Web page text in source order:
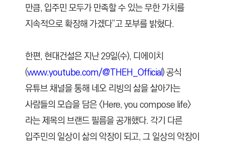
만큼, 입주민 모두가 만족할 수 있는 무한 가치를
지속적으로 확장해 가겠다”고 포부를 밝혔다.
한편, 현대건설은 지난 29일(수), 디에이치
(www.youtube.com/@THEH_Official) 공식
유튜브 채널을 통해 네오 리빙의 삶을 살아가는
사람들의 모습을 담은 <Here, you compose life>
라는 제목의 브랜드 필름을 공개했다. 각기 다른
입주민의 일상이 삶의 악장이 되고, 그 일상의 악장이